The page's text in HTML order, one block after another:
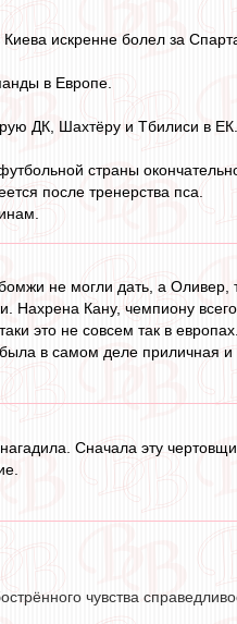
искренне болел за
в Европе.
ДК, Шахтёру и Тбилиси в ЕК.
страны
после тренерства пса.
не могли дать, а Оливер,
Нахрена Кану, чемпиону
это не совсем так в европах.
была в самом деле
Сначала эту
чувства